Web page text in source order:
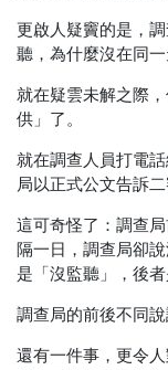
更啟人疑竇的是，
聽，為什麼沒在同
就在疑雲未解之際
供」了。
就在調查人員打電
局以正式公文告訴
這可奇怪了：調查
隔一日，調查局卻
是「沒監聽」，後
調查局的前後不同
還有一件事，更令